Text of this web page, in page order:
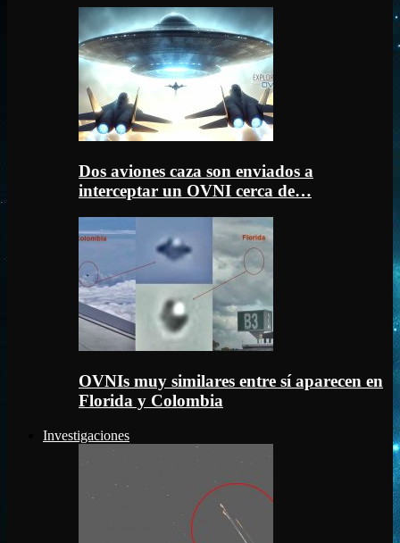
Dos aviones caza son enviados a
interceptar un OVNI cerca de…
OVNIs muy similares entre sí aparecen en
Florida y Colombia
Investigaciones